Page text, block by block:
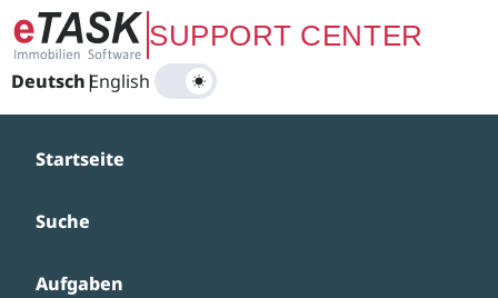
Zum Hauptinhalt springenSUPPORT CENTER
Deutsch|
English
Startseite
Suche
Aufgaben